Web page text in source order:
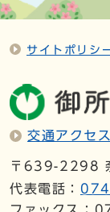
サイトポリシ
交通アクセス
〒639-2298
代表電話：